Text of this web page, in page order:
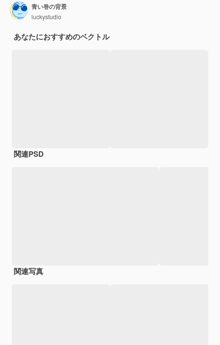
青い巻の背景
luckystudio
あなたにおすすめのベクトル
関連PSD
関連写真